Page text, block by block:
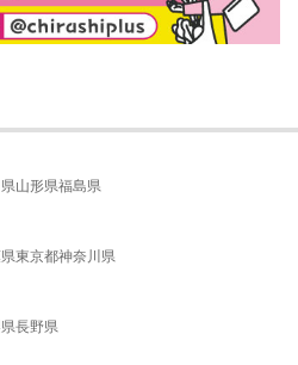
山形県福島県
東京都神奈川県
長野県